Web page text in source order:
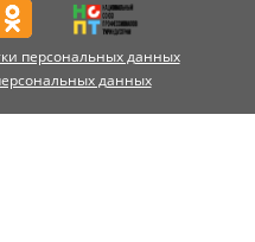
персональных данных
данных